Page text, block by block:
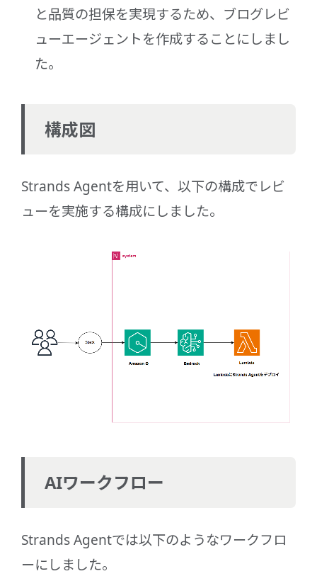
と品質の担保を実現するため、ブログレビ
ューエージェントを作成することにしまし
た。
構成図
Strands Agentを用いて、以下の構成でレビ
ューを実施する構成にしました。
AIワークフロー
Strands Agentでは以下のようなワークフロ
ーにしました。